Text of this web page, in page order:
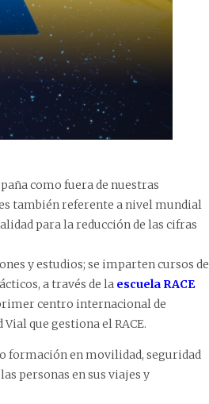
como fuera de nuestras
también referente a nivel mundial
para la reducción de las cifras
y estudios; se imparten cursos de
a través de la escuela RACE
centro internacional de
que gestiona el RACE.
formación en movilidad, seguridad
personas en sus viajes y